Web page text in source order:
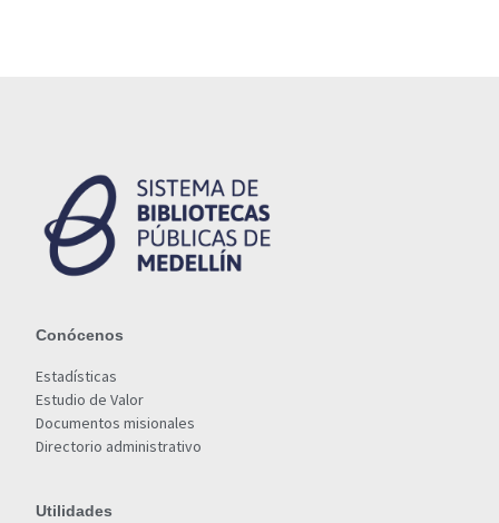
Conócenos
Estadísticas
Estudio de Valor
Documentos misionales
Directorio administrativo
Utilidades